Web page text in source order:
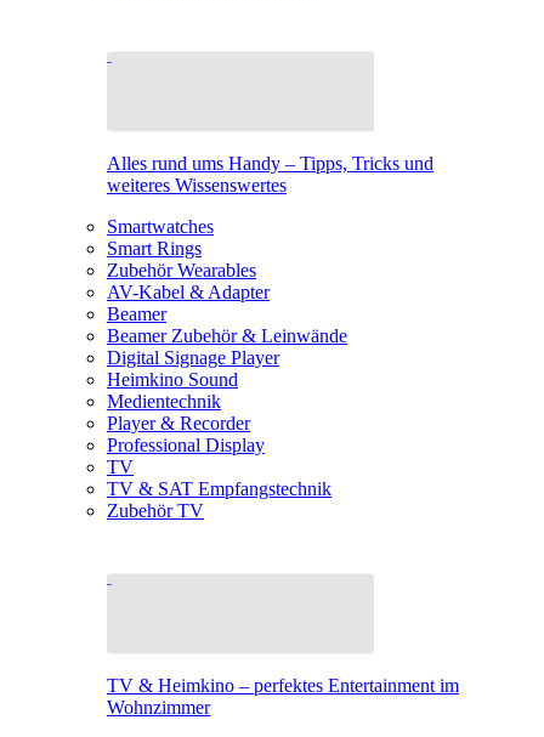
Alles rund ums Handy – Tipps, Tricks und
weiteres Wissenswertes
Smartwatches
Smart Rings
Zubehör Wearables
AV-Kabel & Adapter
Beamer
Beamer Zubehör & Leinwände
Digital Signage Player
Heimkino Sound
Medientechnik
Player & Recorder
Professional Display
TV
TV & SAT Empfangstechnik
Zubehör TV
TV & Heimkino – perfektes Entertainment im
Wohnzimmer